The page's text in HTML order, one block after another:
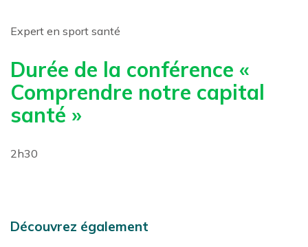
Expert en sport santé
Durée de la conférence «
Comprendre notre capital
santé »
2h30
Découvrez également